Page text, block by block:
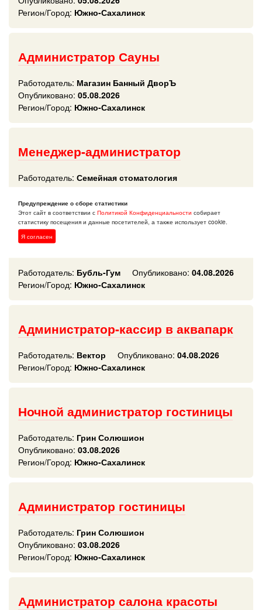
Регион/Город: Южно-Сахалинск
Администратор Сауны
Работодатель: Магазин Банный ДворЪ
Опубликовано: 05.08.2026
Регион/Город: Южно-Сахалинск
Менеджер-администратор
Работодатель: Семейная стоматология
Регион/Город:Южно-Сахалинск
Администратор кассы
Работодатель: Бубль-Гум Опубликовано: 04.08.2026
Регион/Город: Южно-Сахалинск
Администратор-кассир в аквапарк
Работодатель: Вектор Опубликовано: 04.08.2026
Регион/Город: Южно-Сахалинск
Ночной администратор гостиницы
Работодатель: Грин Солюшион
Опубликовано: 03.08.2026
Регион/Город: Южно-Сахалинск
Администратор гостиницы
Работодатель: Грин Солюшион
Опубликовано: 03.08.2026
Регион/Город: Южно-Сахалинск
Администратор салона красоты
Предупреждение о сборе статистики
Этот сайт в соответствии сПолитикой Конфиденциальности собирает
статистику посещения и данные посетителей, а также использует cookie.
Я согласен